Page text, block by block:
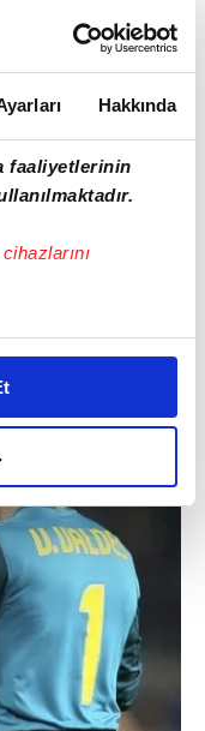
Hakkında
faaliyetlerinin
özel
Bunu yaparken
sunmak
adına
ve bu noktada,
noktasında tek gelir
isteriz.
izin vermedikleri
için İnternet